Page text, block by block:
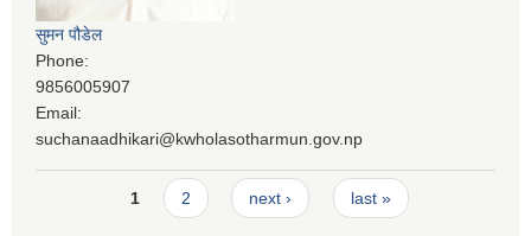
सुमन पौडेल
Phone:
9856005907
Email:
suchanaadhikari@kwholasotharmun.gov.np
Pages1 2 next › last »